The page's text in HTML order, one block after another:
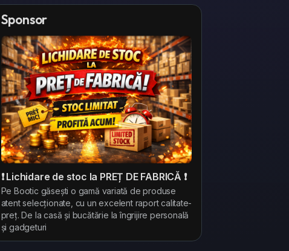
Sponsor
❗ Lichidare de stoc la PREȚ DE FABRICĂ ❗
Pe Bootic găsești o gamă variată de produse
atent selecționate, cu un excelent raport calitate-
preț. De la casă și bucătărie la îngrijire personală
și gadgeturi